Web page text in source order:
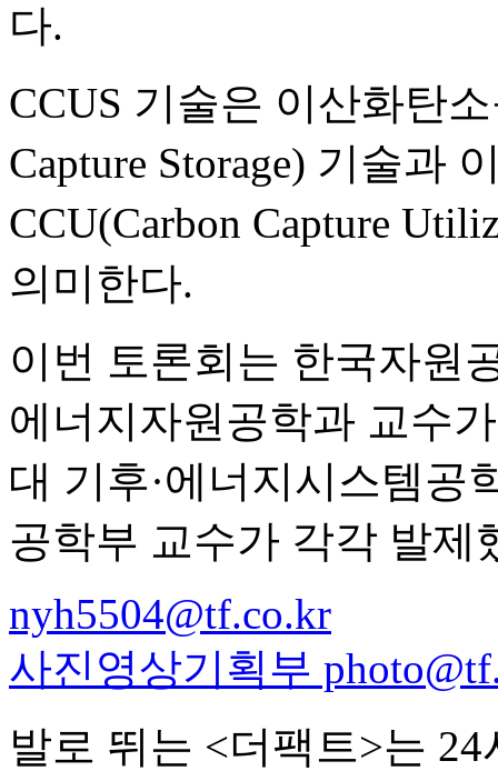
다.
CCUS 기술은 이산화탄
Capture Storage) 기술과
CCU(Carbon Capture
의미한다.
이번 토론회는 한국자원
에너지자원공학과 교수
대 기후·에너지시스템공
공학부 교수가 각각 발제
nyh5504@tf.co.kr
사진영상기획부
발로 뛰는 <더팩트>는